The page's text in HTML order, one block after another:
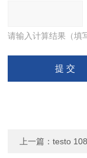
请输入计算结果（填
上一篇：testo